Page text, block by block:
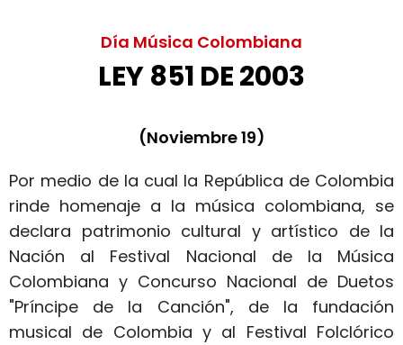
Día Música Colombiana
LEY 851 DE 2003
(Noviembre 19)
Por medio de la cual la República de Colombia
rinde homenaje a la música colombiana, se
declara patrimonio cultural y artístico de la
Nación al Festival Nacional de la Música
Colombiana y Concurso Nacional de Duetos
"Príncipe de la Canción", de la fundación
musical de Colombia y al Festival Folclórico